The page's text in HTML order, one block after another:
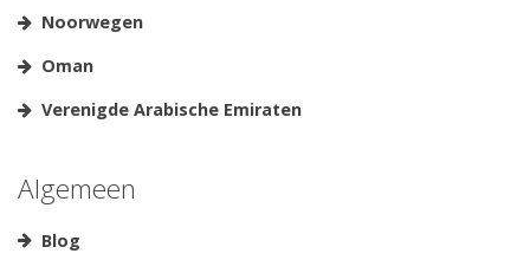
Noorwegen
Oman
Verenigde Arabische Emiraten
Algemeen
Blog